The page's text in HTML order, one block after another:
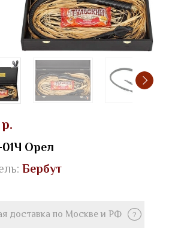
Орел
Бербут
доставка по Москве и РФ ?